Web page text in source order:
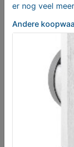
Volvo XC60 2.0
€ 34950,00
er nog veel
Andere